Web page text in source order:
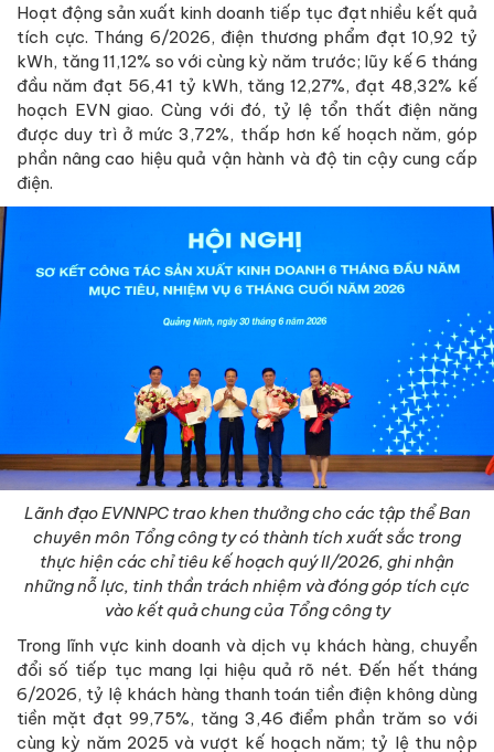
Hoạt động sản xuất kinh doanh tiếp tục đạt nhiều kết quả
tích cực. Tháng 6/2026, điện thương phẩm đạt 10,92 tỷ
kWh, tăng 11,12% so với cùng kỳ năm trước; lũy kế 6 tháng
đầu năm đạt 56,41 tỷ kWh, tăng 12,27%, đạt 48,32% kế
hoạch EVN giao. Cùng với đó, tỷ lệ tổn thất điện năng
được duy trì ở mức 3,72%, thấp hơn kế hoạch năm, góp
phần nâng cao hiệu quả vận hành và độ tin cậy cung cấp
điện.
Lãnh đạo EVNNPC trao khen thưởng cho các tập thể Ban
chuyên môn Tổng công ty có thành tích xuất sắc trong
thực hiện các chỉ tiêu kế hoạch quý II/2026, ghi nhận
những nỗ lực, tinh thần trách nhiệm và đóng góp tích cực
vào kết quả chung của Tổng công ty
Trong lĩnh vực kinh doanh và dịch vụ khách hàng, chuyển
đổi số tiếp tục mang lại hiệu quả rõ nét. Đến hết tháng
6/2026, tỷ lệ khách hàng thanh toán tiền điện không dùng
tiền mặt đạt 99,75%, tăng 3,46 điểm phần trăm so với
cùng kỳ năm 2025 và vượt kế hoạch năm; tỷ lệ thu nộp